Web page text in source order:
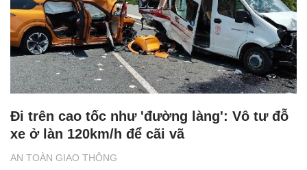
AN TOÀN GIAO THÔNG
Đi trên cao tốc như 'đường làng': Vô tư đỗ
xe ở làn 120km/h để cãi vã